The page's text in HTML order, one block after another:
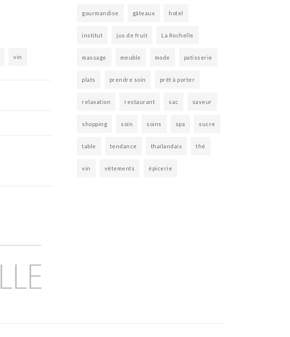
vin
gourmandise gâteaux hotel
institut jus de fruit La Rochelle
massage meuble mode patisserie
plats prendre soin prêt à porter
relaxation restaurant sac saveur
shopping soin soins spa sucre
table tendance thaïlandais thé
vin vêtements épicerie